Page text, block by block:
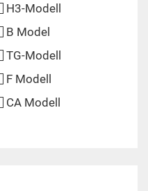
H3-Modell
B Model
TG-Modell
F Modell
CA Modell